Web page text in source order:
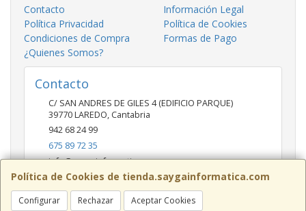
Política de Cookies de tienda.saygainformatica.com
Configurar Rechazar Aceptar Cookies
Contacto
Información Legal
Política Privacidad
Política de Cookies
Condiciones de Compra
Formas de Pago
¿Quienes Somos?
Contacto
C/ SAN ANDRES DE GILES 4 (EDIFICIO PARQUE)
39770LAREDO, Cantabria
942 68 24 99
675 89 72 35
info@saygainformatica.com
Horario